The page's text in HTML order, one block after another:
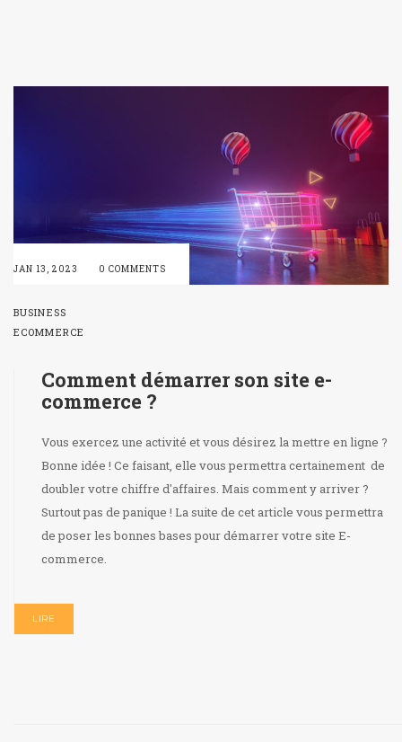
JAN 13, 2023 0 COMMENTS
BUSINESS
ECOMMERCE
Comment démarrer son site e-
commerce ?
Vous exercez une activité et vous désirez la mettre en ligne ?
Bonne idée ! Ce faisant, elle vous permettra certainement de
doubler votre chiffre d'affaires. Mais comment y arriver ?
Surtout pas de panique ! La suite de cet article vous permettra
de poser les bonnes bases pour démarrer votre site E-
commerce.
LIRE